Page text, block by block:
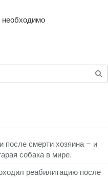
необходимо
после смерти хозяина – и
собака в мире.
реабилитацию после